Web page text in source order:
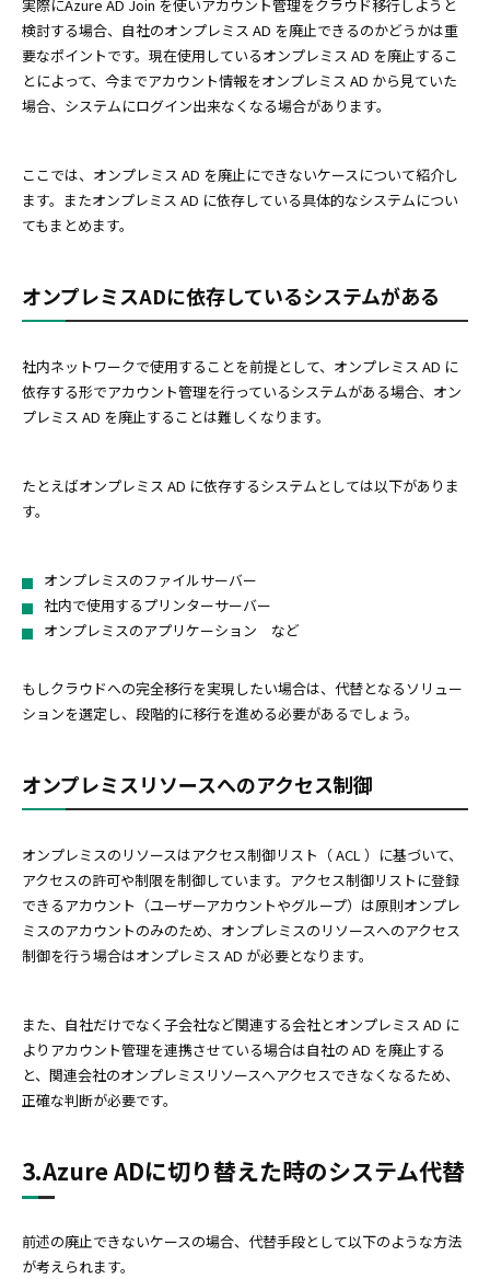
実際にAzure AD Join を使いアカウント管理をクラウド移行しようと
検討する場合、自社のオンプレミス AD を廃止できるのかどうかは重
要なポイントです。現在使用しているオンプレミス AD を廃止するこ
とによって、今までアカウント情報をオンプレミス AD から見ていた
場合、システムにログイン出来なくなる場合があります。
ここでは、オンプレミス AD を廃止にできないケースについて紹介し
ます。またオンプレミス AD に依存している具体的なシステムについ
てもまとめます。
オンプレミスADに依存しているシステムがある
社内ネットワークで使用することを前提として、オンプレミス AD に
依存する形でアカウント管理を行っているシステムがある場合、オン
プレミス AD を廃止することは難しくなります。
たとえばオンプレミス AD に依存するシステムとしては以下がありま
す。
オンプレミスのファイルサーバー
社内で使用するプリンターサーバー
オンプレミスのアプリケーション など
もしクラウドへの完全移行を実現したい場合は、代替となるソリュー
ションを選定し、段階的に移行を進める必要があるでしょう。
オンプレミスリソースへのアクセス制御
オンプレミスのリソースはアクセス制御リスト（ ACL ）に基づいて、
アクセスの許可や制限を制御しています。アクセス制御リストに登録
できるアカウント（ユーザーアカウントやグループ）は原則オンプレ
ミスのアカウントのみのため、オンプレミスのリソースへのアクセス
制御を行う場合はオンプレミス AD が必要となります。
また、自社だけでなく子会社など関連する会社とオンプレミス AD に
よりアカウント管理を連携させている場合は自社の AD を廃止する
と、関連会社のオンプレミスリソースへアクセスできなくなるため、
正確な判断が必要です。
3.Azure ADに切り替えた時のシステム代替
前述の廃止できないケースの場合、代替手段として以下のような方法
が考えられます。